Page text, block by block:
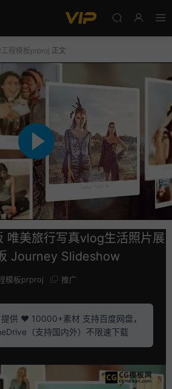
工程模板prproj 正文
唯美旅行写真vlog生活照片展
Journey Slideshow
模板prproj 推广
提供 ❤️ 10000+素材 支持百度网盘，
（支持国内外）不限速下载